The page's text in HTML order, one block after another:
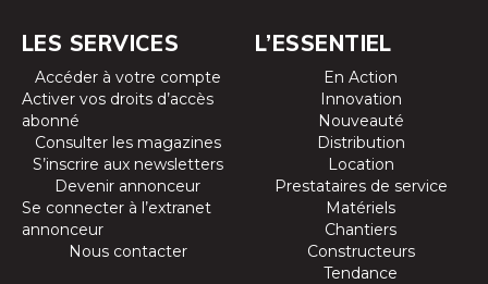
LES SERVICES
Accéder à votre compte
Activer vos droits d’accès
abonné
Consulter les magazines
S’inscrire aux newsletters
Devenir annonceur
Se connecter à l’extranet
annonceur
Nous contacter
L’ESSENTIEL
En Action
Innovation
Nouveauté
Distribution
Location
Prestataires de service
Matériels
Chantiers
Constructeurs
Tendance